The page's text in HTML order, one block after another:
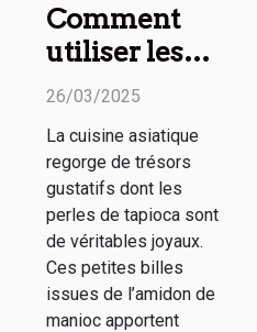
Comment
utiliser les
perles de
cuisine
asiatique
26/03/2025
La cuisine asiatique
regorge de trésors
gustatifs dont les
perles de tapioca sont
de véritables joyaux.
Ces petites billes
issues de l’amidon de
manioc apportent